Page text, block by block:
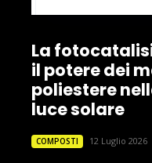
La
il potere dei
poliestere
luce solare
COMPOSTI 12 Luglio 2026